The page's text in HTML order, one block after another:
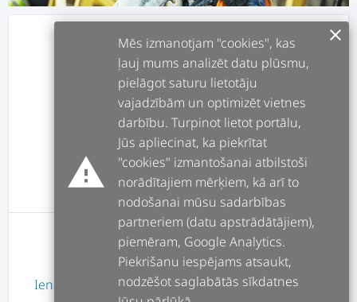
infoAPRAKSTS
assignment DARBI
forumPOSTI
messageATSAUKSMES
Lietotājam nav atsauksmes
Ienākt
Reģistrēties
warning
Mēs izmanotjam "cookies", kas
ļauj mums analizēt datu plūsmu,
pielāgot saturu lietotāju
vajadzībām un optimizēt vietnes
darbību. Turpinot lietot portālu,
Jūs apliecinat, ka piekrītat
"cookies" izmantošanai atbilstoši
norādītajiem mērķiem, kā arī to
nodošanai mūsu sadarbības
partneriem (datu apstrādātājiem),
piemēram, Google Analytics.
Piekrišanu iespējams atsaukt,
nodzēšot saglabātās sīkdatnes
clear